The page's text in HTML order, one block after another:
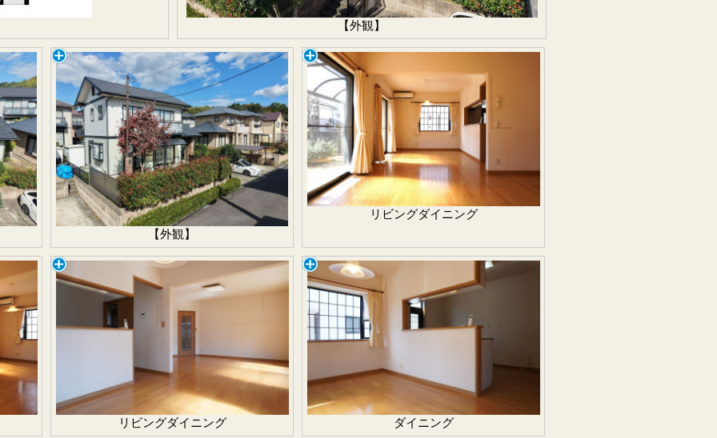
【外観】
【外観】
リビングダイニング
リビングダイニング ダイニング